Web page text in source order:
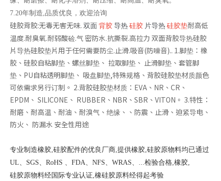
防水出音网
7.20年制造,品质优良，欢迎洽询
硅胶背胶:无毒无害无味. 双面背胶导热硅胶 片导热硅胶垫耐高低
温度.耐臭氧.耐弱酸硷.气 密防水.抗撕裂.高拉力 双面背胶导热硅胶
片导热硅胶垫片用于任何需要防尘.止滑.吸音(防噪音).. 1.脚垫：橡
胶、硅胶自粘脚垫、螺丝脚垫、 拉取脚垫、 止滑脚垫、套管脚
垫、PU自粘透明脚垫、 吸盘脚垫,特殊规格、背胶硅胶垫材质颜色
可依需求另行订制。 2.背胶硅胶垫材质：EVA、NR、CR、
EPDM、 SILICONE、 RUBBER、NBR、SBR、VITON。 3.特性：
耐磨、耐高温、耐油、耐溴气、绝缘、、防震、止滑、迫紧导电、
防火、 防漏水 安全性用途
专业制造橡胶,硅胶配件的优良厂商,提供橡胶,硅胶原物料均已通过
UL、SGS、RoHS 、FDA、NFS、WRAS、...检验合格,橡胶,
硅胶原物料经国际专业认证,橡硅胶原料经得起考验